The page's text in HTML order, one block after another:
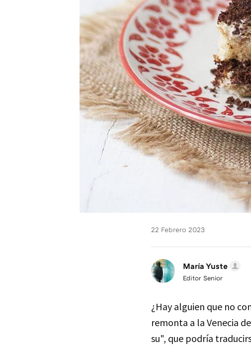
22 Febrero 2023
María Yuste
Editor Senior
¿Hay alguien que no
remonta a la Venecia
su", que podría